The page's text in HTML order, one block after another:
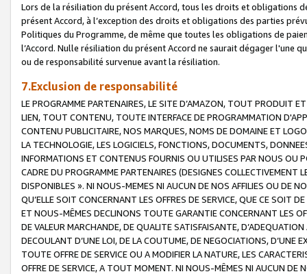
Lors de la résiliation du présent Accord, tous les droits et obligations
présent Accord, à l’exception des droits et obligations des parties
Politiques du Programme, de même que toutes les obligations de
l’Accord. Nulle résiliation du présent Accord ne saurait dégager l'une
ou de responsabilité survenue avant la résiliation.
7.Exclusion de responsabilité
LE PROGRAMME PARTENAIRES, LE SITE D’AMAZON, TOUT PRODUIT
LIEN, TOUT CONTENU, TOUTE INTERFACE DE PROGRAMMATION
CONTENU PUBLICITAIRE, NOS MARQUES, NOMS DE DOMAINE ET
LA TECHNOLOGIE, LES LOGICIELS, FONCTIONS, DOCUMENTS,
INFORMATIONS ET CONTENUS FOURNIS OU UTILISES PAR NOUS OU
CADRE DU PROGRAMME PARTENAIRES (DESIGNES COLLECTIVEMENT
DISPONIBLES ». NI NOUS-MEMES NI AUCUN DE NOS AFFILIES OU DE
QU’ELLE SOIT CONCERNANT LES OFFRES DE SERVICE, QUE CE SOIT
ET NOUS-MÊMES DECLINONS TOUTE GARANTIE CONCERNANT LES
DE VALEUR MARCHANDE, DE QUALITE SATISFAISANTE,
DECOULANT D’UNE LOI, DE LA COUTUME, DE NEGOCIATIONS, D’UNE
TOUTE OFFRE DE SERVICE OU A MODIFIER LA NATURE, LES
OFFRE DE SERVICE, A TOUT MOMENT. NI NOUS-MÊMES NI AUCUN DE